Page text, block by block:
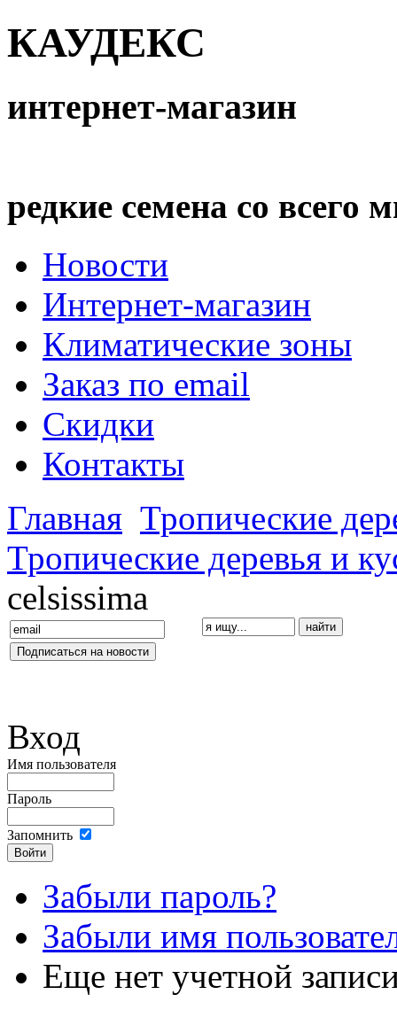
КАУДЕКС
интернет-магазин
редкие семена со всего
Новости
Интернет-магазин
Климатические зоны
Заказ по email
Скидки
Контакты
Главная Тропические
Тропические деревья и
celsissima
Вход
Имя пользователя
Пароль
Запомнить
Забыли пароль?
Забыли имя
Еще нет учетной